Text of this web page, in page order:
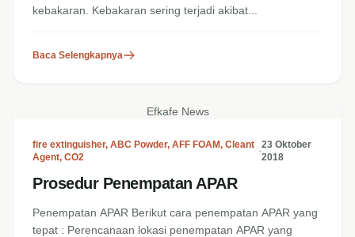
kebakaran. Kebakaran sering terjadi akibat...
Baca Selengkapnya
Efkafe News
fire extinguisher, ABC Powder, AFF FOAM, Cleant
Agent, CO2
•
23 Oktober
2018
Prosedur Penempatan APAR
Penempatan APAR Berikut cara penempatan APAR yang
tepat : Perencanaan lokasi penempatan APAR yang